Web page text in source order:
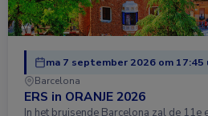
ma 7 september 2026 om 17:45
Barcelona
ERS in ORANJE 2026
In het bruisende Barcelona zal de 11e